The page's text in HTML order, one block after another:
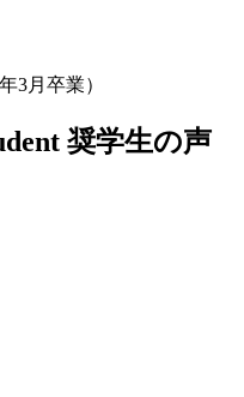
3月卒業）
奨学生の声